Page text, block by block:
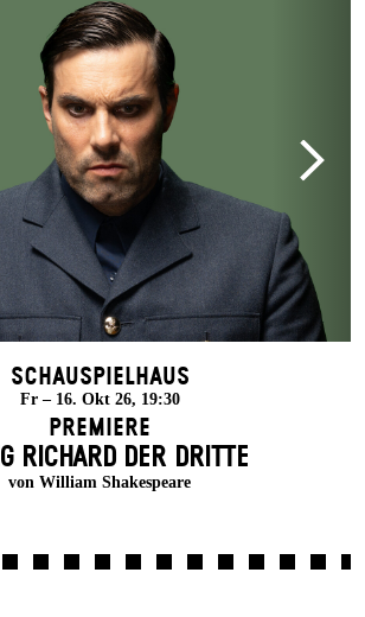
Schauspielhaus
Fr – 16. Okt 26, 19:30
Premiere
RICHARD DER DRITTE
von William Shakespeare